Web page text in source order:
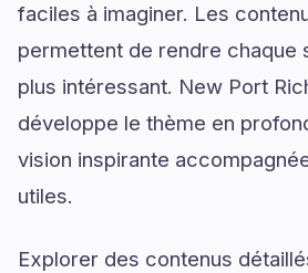
faciles à imaginer. Les
permettent de rendre chaque
plus intéressant. New Port
développe le thème en
vision inspirante
utiles.
Explorer des contenus